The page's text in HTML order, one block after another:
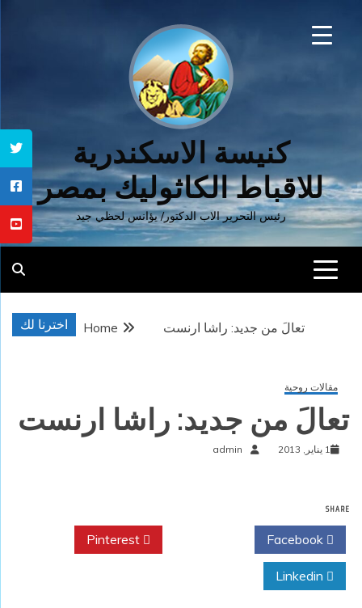
كنيسة الاسكندرية
للاقباط الكاثوليك بمصر
رئيس التحرير الاب الدكتور/ يؤانس لحظي جيد
اخترنا لك Home تعالَ من جديد: راشا ارنست
مقالات روحية
تعالَ من جديد: راشا ارنست
1 يناير, 2013 admin
SHARE